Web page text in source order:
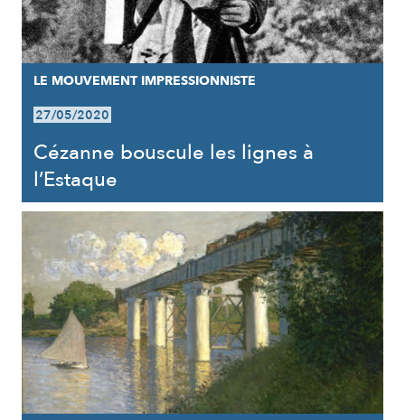
LE MOUVEMENT IMPRESSIONNISTE
27/05/2020
Cézanne bouscule les lignes à
l’Estaque